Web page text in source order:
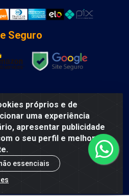
próprios e de
uma experiência
apresentar publicidade
o seu perfil e melhorar a
essenciais
Seguro
LTDA - AV DEPUTADO
Humildes, Feira de Santana/BA
31.912.909/0001-40